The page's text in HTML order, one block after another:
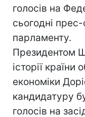
голосів на
сьогодні
парламенту.
Президентом
історії країни
економіки
кандидатуру
голосів на